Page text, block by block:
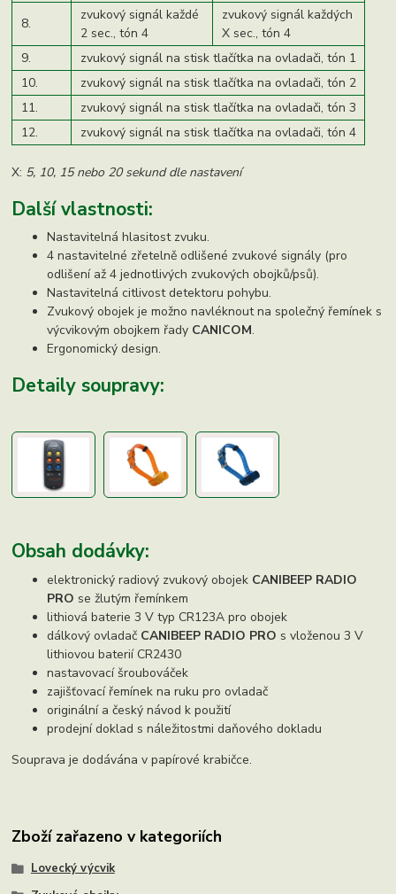
8.
zvukový signál každé
2 sec., tón 4
zvukový signál každých
X sec., tón 4
9.
zvukový signál na stisk tlačítka na ovladači, tón 1
10.
zvukový signál na stisk tlačítka na ovladači, tón 2
11.
zvukový signál na stisk tlačítka na ovladači, tón 3
12.
zvukový signál na stisk tlačítka na ovladači, tón 4
X: 5, 10, 15 nebo 20 sekund dle nastavení
Další vlastnosti:
Nastavitelná hlasitost zvuku.
4 nastavitelné zřetelně odlišené zvukové signály (pro
odlišení až 4 jednotlivých zvukových obojků/psů).
Nastavitelná citlivost detektoru pohybu.
Zvukový obojek je možno navléknout na společný řemínek s
výcvikovým obojkem řady CANICOM.
Ergonomický design.
Detaily soupravy:
Obsah dodávky:
elektronický radiový zvukový obojek CANIBEEP RADIO
PRO se žlutým řemínkem
lithiová baterie 3 V typ CR123A pro obojek
dálkový ovladač CANIBEEP RADIO PRO s vloženou 3 V
lithiovou baterií CR2430
nastavovací šroubováček
zajišťovací řemínek na ruku pro ovladač
originální a český návod k použití
prodejní doklad s náležitostmi daňového dokladu
Souprava je dodávána v papírové krabičce.
Zboží zařazeno v kategoriích
Lovecký výcvik